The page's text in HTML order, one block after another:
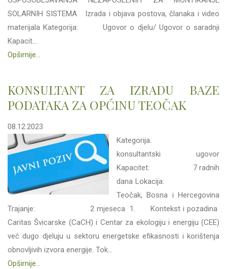
SOLARNIH SISTEMA Izrada i objava postova, članaka i video
materijala Kategorija: Ugovor o djelu/ Ugovor o saradnji
Kapacit...
Opširnije...
KONSULTANT ZA IZRADU BAZE
PODATAKA ZA OPĆINU TEOČAK
08.12.2023
Kategorija:
konsultantski ugovor
Kapacitet: 7 radnih
dana Lokacija:
Teočak, Bosna i Hercegovina
Trajanje: 2 mjeseca 1. Kontekst i pozadina
Caritas Švicarske (CaCH) i Centar za ekologiju i energiju (CEE)
već dugo djeluju u sektoru energetske efikasnosti i korištenja
obnovljivih izvora energije. Tok...
Opširnije...